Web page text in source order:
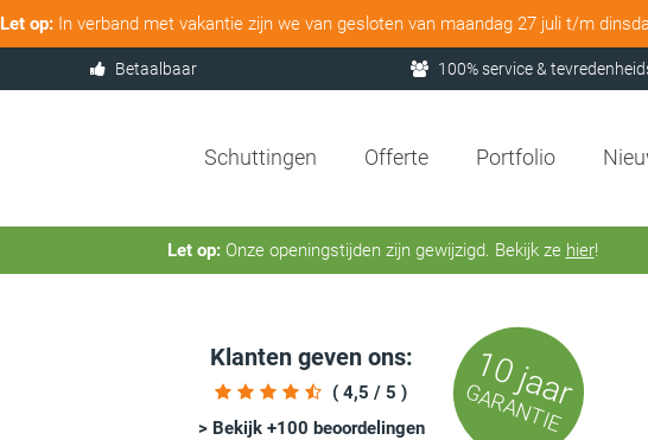
Let op:In verband met vakantie zijn we van gesloten van maandag 27 juli t/m
Betaalbaar 100% service &
Schuttingen Offerte Portfolio
Let op:Onze openingstijden zijn gewijzigd. Bekijk ze hier!
Klanten geven ons:
( 4,5 / 5 )
> Bekijk +100 beoordelingen
10 jaar
GARANTIE